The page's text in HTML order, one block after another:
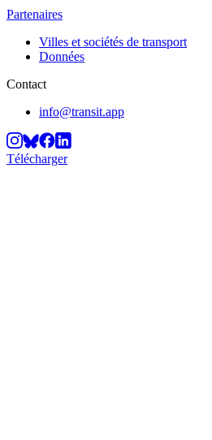
Partenaires
Villes et sociétés de transport
Données
Contact
info@transit.app
Télécharger